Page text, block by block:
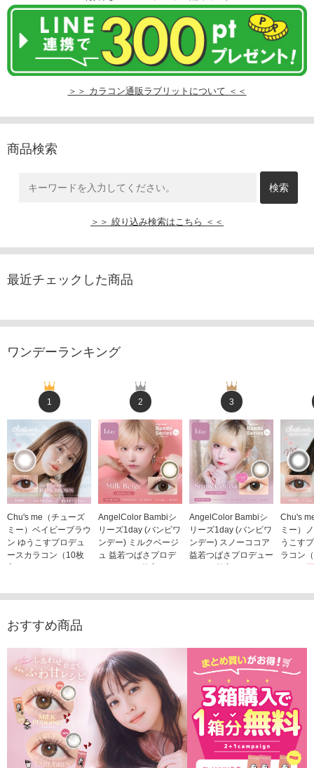
＞＞ カラコン通販ラブリットについて ＜＜
商品検索
＞＞ 絞り込み検索はこちら ＜＜
最近チェックした商品
ワンデーランキング
1
Chu's me（チューズ
ミー）ベイビーブラウ
ン ゆうこすプロデュ
ースカラコン（10枚
2
AngelColor Bambiシ
リーズ1day (バンビワ
ンデー) ミルクベージ
ュ 益若つばさプロデ
3
AngelColor Bambiシ
リーズ1day (バンビワ
ンデー) スノーココア
益若つばさプロデュー
Chu's
ミー）
うこす
ラコン
おすすめ商品